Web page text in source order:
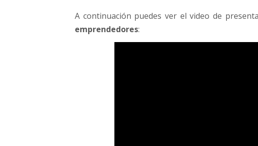
e
d
A continuación puedes ver el video de
emprendedores: